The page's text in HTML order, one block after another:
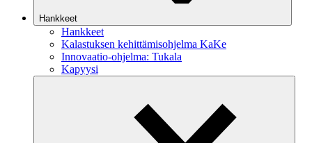
Hankkeet
Hankkeet
Kalastuksen kehittämisohjelma KaKe
Innovaatio-ohjelma: Tukala
Kapyysi